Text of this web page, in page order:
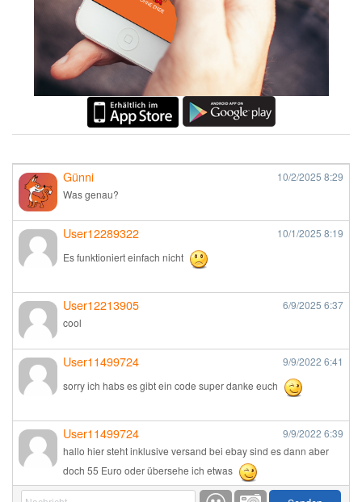
Günni 10/2/2025 8:29
Was genau?
User12289322 10/1/2025 8:19
Es funktioniert einfach nicht
User12213905 6/9/2025 6:37
cool
User11499724 9/9/2022 6:41
sorry ich habs es gibt ein code super danke euch
User11499724 9/9/2022 6:39
hallo hier steht inklusive versand bei ebay sind es dann aber
doch 55 Euro oder übersehe ich etwas